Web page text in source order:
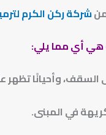
شركة ركن الكرم
هي أي مما يلي:
وأحيانًا تظهر
في المبنى.